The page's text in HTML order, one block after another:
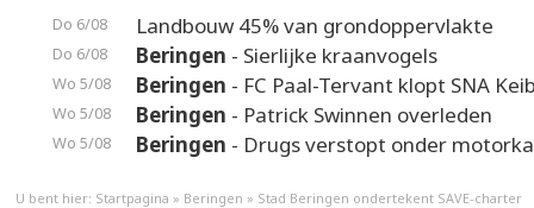
Do 6/08 Landbouw 45% van grondoppervlakte
Do 6/08 Beringen - Sierlijke kraanvogels
Wo 5/08 Beringen - FC Paal-Tervant klopt SNA
Wo 5/08 Beringen - Patrick Swinnen overleden
Wo 5/08 Beringen - Drugs verstopt onder
U bent hier: Startpagina » Beringen » Stad Beringen ondertekent SAVE-charter